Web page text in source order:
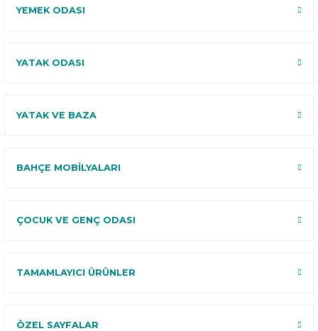
YEMEK ODASI
YATAK ODASI
YATAK VE BAZA
BAHÇE MOBİLYALARI
ÇOCUK VE GENÇ ODASI
TAMAMLAYICI ÜRÜNLER
ÖZEL SAYFALAR